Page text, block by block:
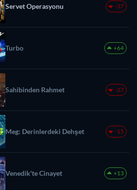
Servet Operasyonu -37
Turbo +64
Sahibinden Rahmet -27
Meg: Derinlerdeki Dehşet -15
Venedik'te Cinayet +13